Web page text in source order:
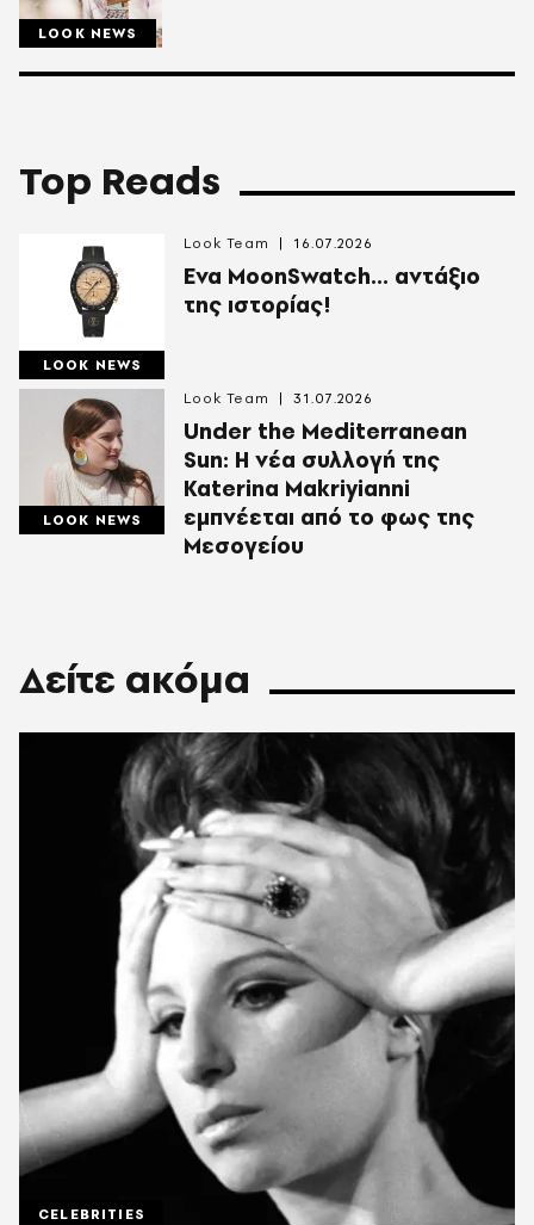
LOOK NEWS
Top Reads
LOOK NEWS
Ενα MoonSwatch... αντάξιο
της ιστορίας!
Look Team 16.07.2026
LOOK NEWS
Under the Mediterranean
Sun: Η νέα συλλογή της
Katerina Makriyianni
εμπνέεται από το φως της
Μεσογείου
Look Team 31.07.2026
Δείτε ακόμα
CELEBRITIES